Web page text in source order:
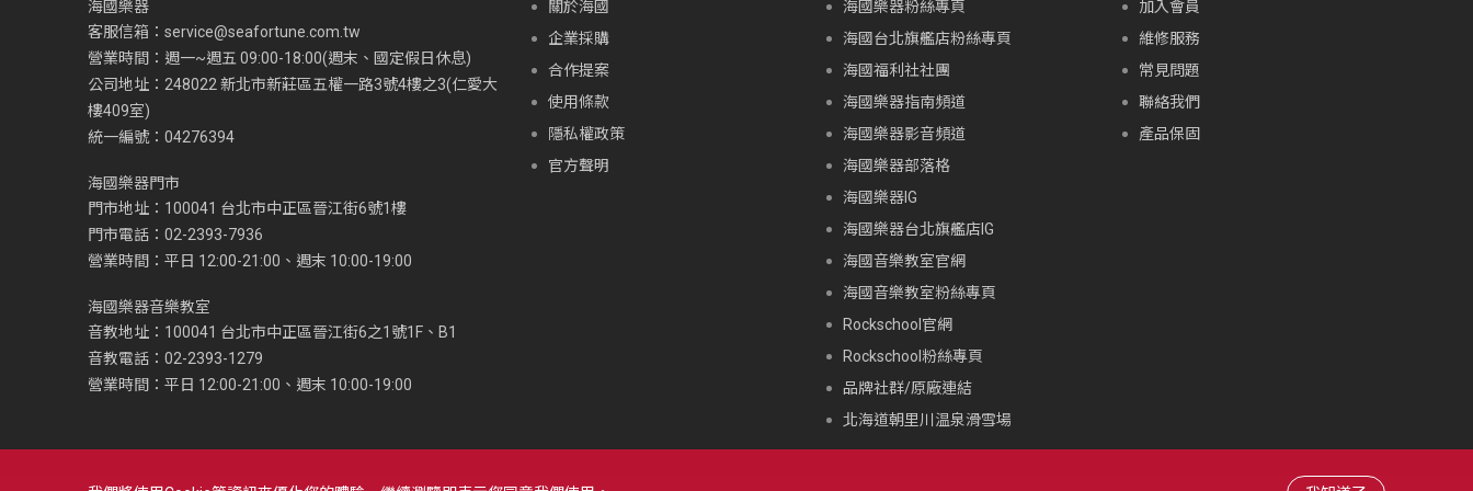
海國樂器
客服信箱： service@seafortune.com.tw
營業時間：週一~週五 09:00-18:00(週末、國定假日休息)
公司地址：248022 新北市新莊區五權一路3號4樓之3(仁愛大
樓409室)
統一編號：04276394
海國樂器門市
門市地址：100041 台北市中正區晉江街6號1樓
門市電話：02-2393-7936
營業時間：平日 12:00-21:00、週末 10:00-19:00
海國樂器音樂教室
音教地址：100041 台北市中正區晉江街6之1號1F、B1
音教電話：02-2393-1279
營業時間：平日 12:00-21:00、週末 10:00-19:00
關於海國
企業採購
合作提案
使用條款
隱私權政策
官方聲明
海國樂器粉絲專頁
海國台北旗艦店粉絲專頁
海國福利社社團
海國樂器指南頻道
海國樂器影音頻道
海國樂器部落格
海國樂器IG
海國樂器台北旗艦店IG
海國音樂教室官網
海國音樂教室粉絲專頁
Rockschool官網
Rockschool粉絲專頁
品牌社群/原廠連結
北海道朝里川温泉滑雪場
加入會員
維修服務
常見問題
聯絡我們
產品保固